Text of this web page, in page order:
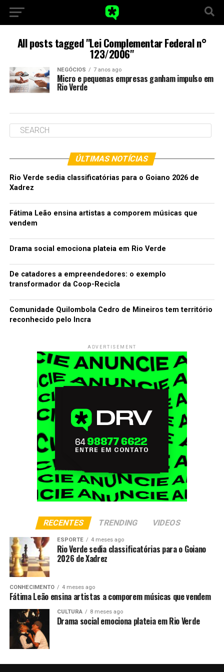
All posts tagged "Lei Complementar Federal n°
123/2006"
NEGÓCIOS 7 anos ago
Micro e pequenas empresas ganham impulso em
Rio Verde
ÚLTIMAS NOTÍCIAS
Rio Verde sedia classificatórias para o Goiano 2026 de
Xadrez
Fátima Leão ensina artistas a comporem músicas que
vendem
Drama social emociona plateia em Rio Verde
De catadores a empreendedores: o exemplo
transformador da Coop-Recicla
Comunidade Quilombola Cedro de Mineiros tem território
reconhecido pelo Incra
ADVERTISEMENT
RECENTES TRENDING VIDEOS
ESPORTE 4 meses ago
Rio Verde sedia classificatórias para o Goiano
2026 de Xadrez
CONHECIMENTO 4 meses ago
Fátima Leão ensina artistas a comporem músicas que vendem
CULTURA 8 meses ago
Drama social emociona plateia em Rio Verde